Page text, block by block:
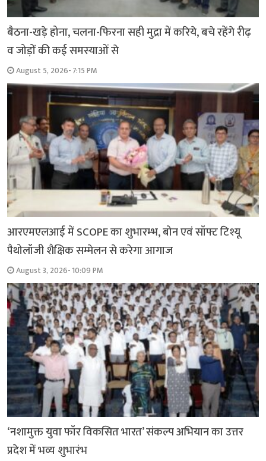
बैठना-खड़े होना, चलना-फिरना सही मुद्रा में करिये, बचे रहेंगे रीढ़
व जोड़ों की कई समस्याओं से
August 5, 2026- 7:15 PM
आरएमएलआई में SCOPE का शुभारम्भ, बोन एवं सॉफ्ट टिश्यू
पैथोलॉजी शैक्षिक सम्मेलन से करेगा आगाज
August 3, 2026- 10:09 PM
‘नशामुक्त युवा फॉर विकसित भारत’ संकल्प अभियान का उत्तर
प्रदेश में भव्य शुभारंभ